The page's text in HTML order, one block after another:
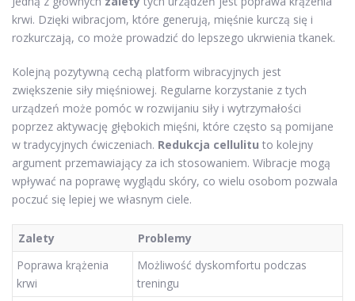
krwi. Dzięki wibracjom, które generują, mięśnie kurczą się i
rozkurczają, co może prowadzić do lepszego ukrwienia tkanek.
Kolejną pozytywną cechą platform wibracyjnych jest
zwiększenie siły mięśniowej. Regularne korzystanie z tych
urządzeń może pomóc w rozwijaniu siły i wytrzymałości
poprzez aktywację głębokich mięśni, które często są pomijane
w tradycyjnych ćwiczeniach. Redukcja cellulitu to kolejny
argument przemawiający za ich stosowaniem. Wibracje mogą
wpływać na poprawę wyglądu skóry, co wielu osobom pozwala
poczuć się lepiej we własnym ciele.
Zalety
Problemy
Poprawa krążenia
krwi
Możliwość dyskomfortu podczas
treningu